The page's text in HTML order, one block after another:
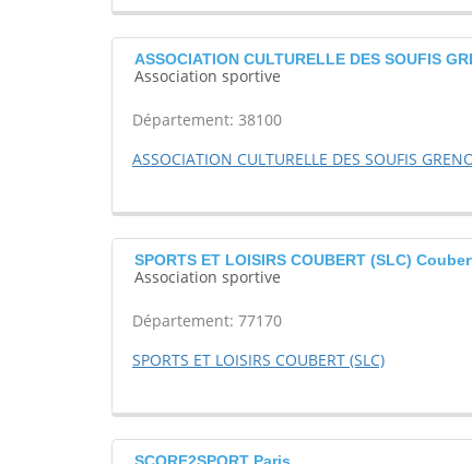
ASSOCIATION CULTURELLE DES SOUFIS
Association sportive
Département: 38100
ASSOCIATION CULTURELLE DES SOUFIS
SPORTS ET LOISIRS COUBERT (SLC)
Association sportive
Département: 77170
SPORTS ET LOISIRS COUBERT (SLC)